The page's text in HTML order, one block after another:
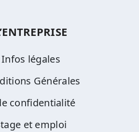
Infos légales
Générales
confidentialité
et emploi